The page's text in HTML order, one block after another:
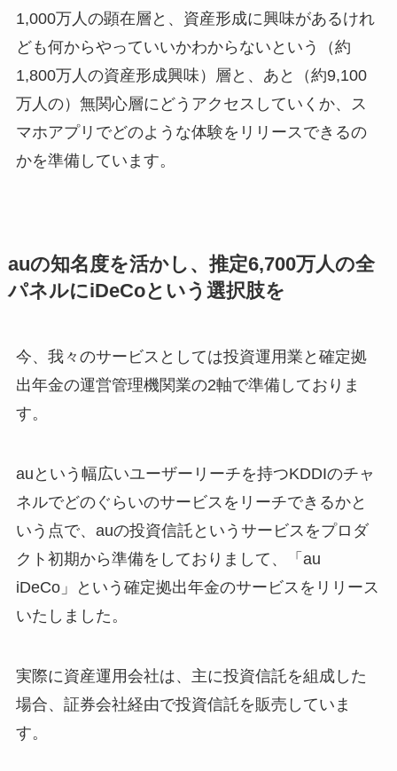
1,000万人の顕在層と、資産形成に興味があるけれ
ども何からやっていいかわからないという（約
1,800万人の資産形成興味）層と、あと（約9,100
万人の）無関心層にどうアクセスしていくか、ス
マホアプリでどのような体験をリリースできるの
かを準備しています。
auの知名度を活かし、推定6,700万人の全
パネルにiDeCoという選択肢を
今、我々のサービスとしては投資運用業と確定拠
出年金の運営管理機関業の2軸で準備しておりま
す。
auという幅広いユーザーリーチを持つKDDIのチャ
ネルでどのぐらいのサービスをリーチできるかと
いう点で、auの投資信託というサービスをプロダ
クト初期から準備をしておりまして、「au
iDeCo」という確定拠出年金のサービスをリリース
いたしました。
実際に資産運用会社は、主に投資信託を組成した
場合、証券会社経由で投資信託を販売していま
す。